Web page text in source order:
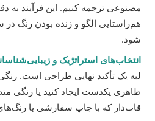
مصنوعی ترجمه کنیم. این فرآیند به
هم‌راستایی الگو و زنده بودن رنگ
شود.
انتخاب‌های استراتژیک و
لبه یک تأکید نهایی طراحی است.
ظاهری یکدست ایجاد کنید یا رنگی
قاب‌دار که با چاپ سفارشی یا